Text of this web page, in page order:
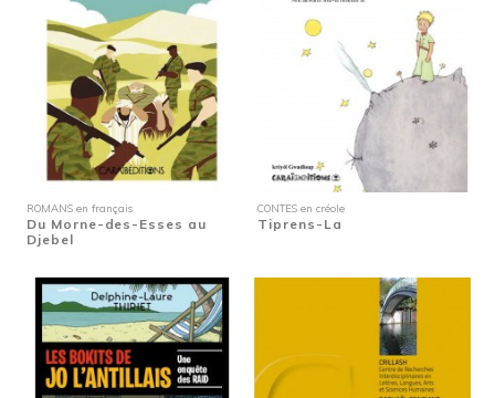
ROMANS en français
Du Morne-des-Esses au
Djebel
CONTES en créole
Tiprens-La